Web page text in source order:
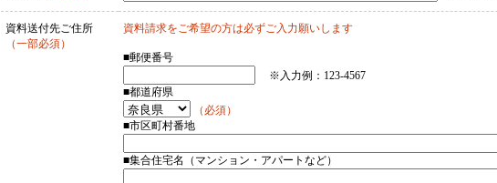
資料送付先ご住所
（一部必須）
資料請求をご希望の方は必ずご入力願いします
■郵便番号
※入力例：123-4567
■都道府県
（必須）
■市区町村番地
■集合住宅名（マンション・アパートなど）